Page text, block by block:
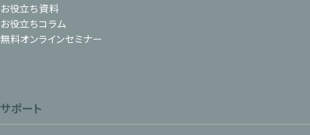
お役立ち資料
お役立ちコラム
無料オンラインセミナー
サポート